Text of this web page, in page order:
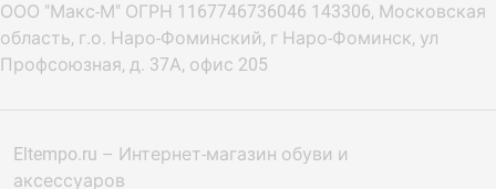
ООО "Макс-М" ОГРН 1167746736046 143306, Московская
область, г.о. Наро-Фоминский, г Наро-Фоминск, ул
Профсоюзная, д. 37А, офис 205
Eltempo.ru – Интернет-магазин обуви и
аксессуаров